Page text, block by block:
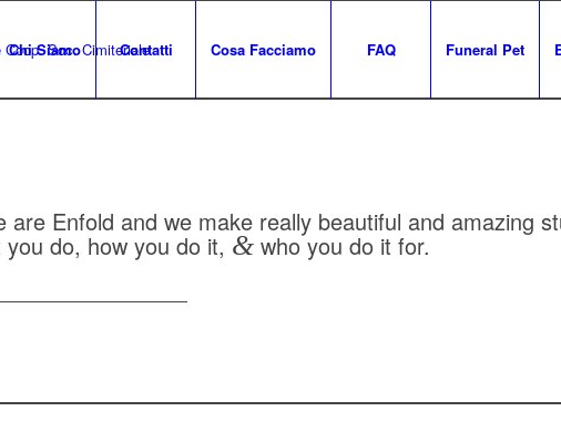
Chi Siamo Contatti Cosa Facciamo FAQ Funeral Pet
are Enfold and we make really beautiful and amazing
do, how you do it, & who you do it for.